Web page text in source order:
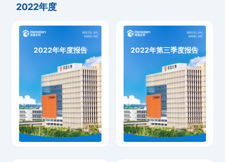
2022年度
2022年年度报告
2022年年度报告
下载
2022年第三季度报告
2022年第三季度报告
下载